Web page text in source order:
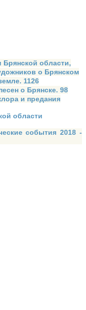
области,
о Брянском
1126
о Брянске. 98
и предания
области
события 2018 -